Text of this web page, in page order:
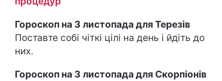
Гороскоп на 3 листопада для Терезів
Поставте собі чіткі цілі на день і йдіть до
них.
Гороскоп на 3 листопада для Скорпіонів